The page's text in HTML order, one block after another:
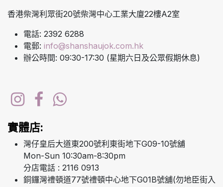
香港柴灣利眾街20號柴灣中心工業大廈22樓A2室
電話: 2392 6288
電郵: info@shanshaujok.com.hk
辦公時間: 09:30-17:30 (星期六日及公眾假期休息)
實體店:
灣仔皇后大道東200號利東街地下G09-10號舖
Mon-Sun 10:30am-8:30pm
分店電話 : 2116 0913
銅鑼灣禮頓道77號禮頓中心地下G01B號舖(勿地臣街入